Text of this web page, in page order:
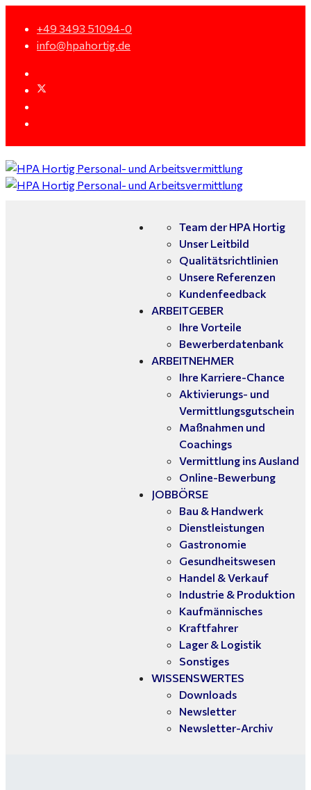
+49 3493 51094-0
info@hpahortig.de
Team der HPA Hortig
Unser Leitbild
Qualitätsrichtlinien
Unsere Referenzen
Kundenfeedback
ARBEITGEBER
Ihre Vorteile
Bewerberdatenbank
ARBEITNEHMER
Ihre Karriere-Chance
Aktivierungs- und
Vermittlungsgutschein
Maßnahmen und
Coachings
Vermittlung ins Ausland
Online-Bewerbung
JOBBÖRSE
Bau & Handwerk
Dienstleistungen
Gastronomie
Gesundheitswesen
Handel & Verkauf
Industrie & Produktion
Kaufmännisches
Kraftfahrer
Lager & Logistik
Sonstiges
WISSENSWERTES
Downloads
Newsletter
Newsletter-Archiv